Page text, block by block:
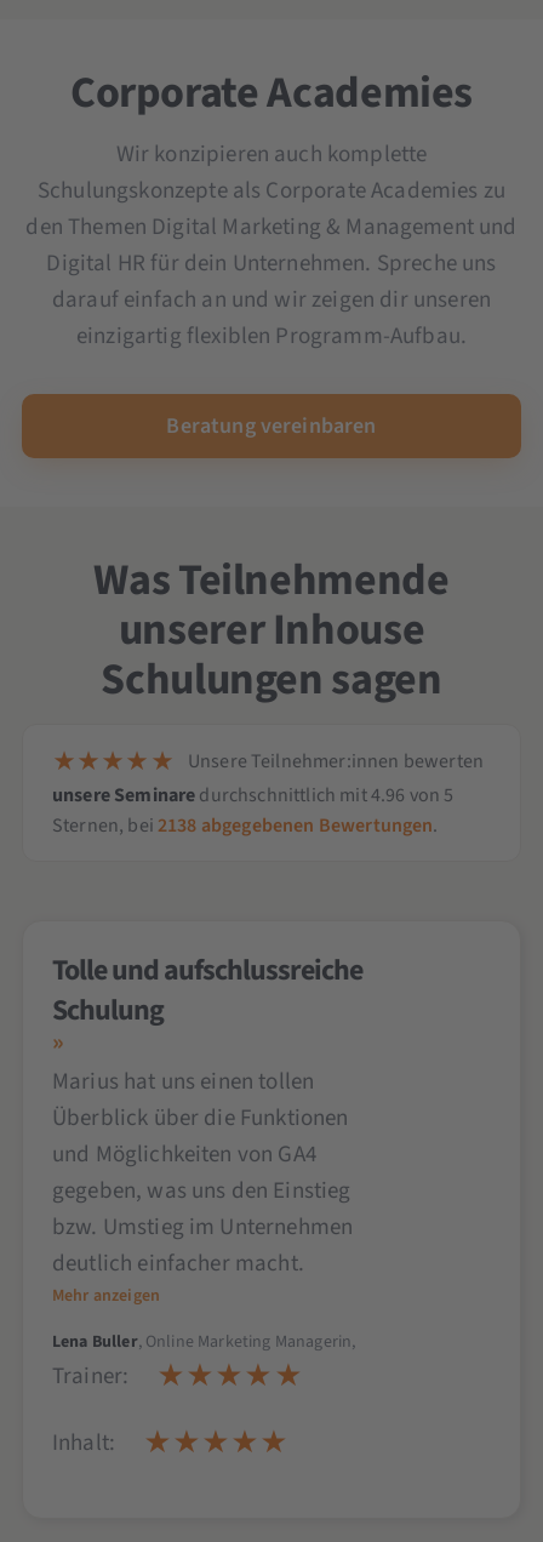
Seminar und Schulung KI im Unternehmen
Corporate Academies
Wir konzipieren auch komplette
Schulungskonzepte als Corporate Academies zu
den Themen Digital Marketing & Management und
Digital HR für dein Unternehmen. Spreche uns
darauf einfach an und wir zeigen dir unseren
einzigartig flexiblen Programm-Aufbau.
Beratung vereinbaren
Was Teilnehmende
unserer Inhouse
Schulungen sagen
Unsere Teilnehmer:innen bewerten
unsere Seminaredurchschnittlich mit4.96 von 5
Sternen, bei2138 abgegebenen Bewertungen.
Tolle und aufschlussreiche
Schulung
Marius hat uns einen tollen
Überblick über die Funktionen
und Möglichkeiten von GA4
gegeben, was uns den Einstieg
bzw. Umstieg im Unternehmen
deutlich einfacher macht.
Mehr anzeigen
Lena Buller, Online Marketing Managerin,
Trainer:
Inhalt: